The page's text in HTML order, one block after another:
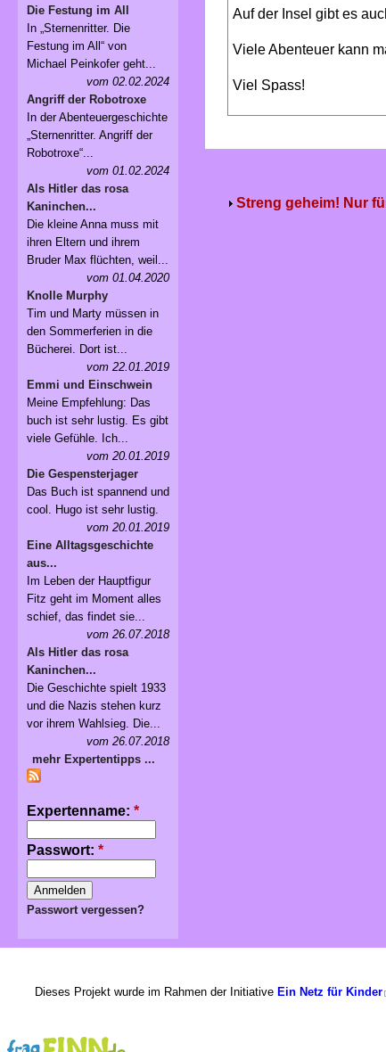
Auf der Insel gibt es
Viele Abenteuer kann
Viel Spass!
Streng geheim! Nur
Die Festung im All
In „Sternenritter. Die
Festung im All“ von
Michael Peinkofer geht...
vom 02.02.2024
Angriff der Robotroxe
In der Abenteuergeschichte
„Sternenritter. Angriff der
Robotroxe“...
vom 01.02.2024
Als Hitler das rosa
Kaninchen...
Die kleine Anna muss mit
ihren Eltern und ihrem
Bruder Max flüchten, weil...
vom 01.04.2020
Knolle Murphy
Tim und Marty müssen in
den Sommerferien in die
Bücherei. Dort ist...
vom 22.01.2019
Emmi und Einschwein
Meine Empfehlung: Das
buch ist sehr lustig. Es gibt
viele Gefühle. Ich...
vom 20.01.2019
Die Gespensterjager
Das Buch ist spannend und
cool. Hugo ist sehr lustig.
vom 20.01.2019
Eine Alltagsgeschichte
aus...
Im Leben der Hauptfigur
Fitz geht im Moment alles
schief, das findet sie...
vom 26.07.2018
Als Hitler das rosa
Kaninchen...
Die Geschichte spielt 1933
und die Nazis stehen kurz
vor ihrem Wahlsieg. Die...
vom 26.07.2018
mehr Expertentipps ...
Expertenname: *
Passwort: *
Passwort vergessen?
Dieses Projekt wurde im Rahmen der Initiative Ein Netz für Kinder